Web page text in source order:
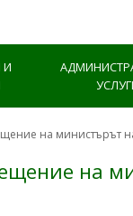
И
на министърът
на